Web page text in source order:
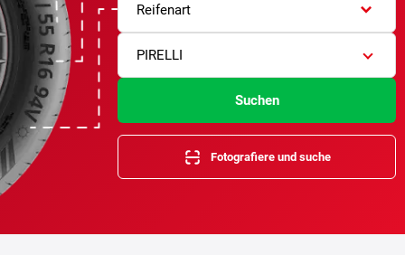
Reifenart
PIRELLI
Suchen
Fotografiere und suche